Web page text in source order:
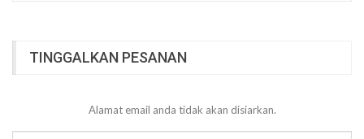
TINGGALKAN PESANAN
Alamat email anda tidak akan disiarkan.